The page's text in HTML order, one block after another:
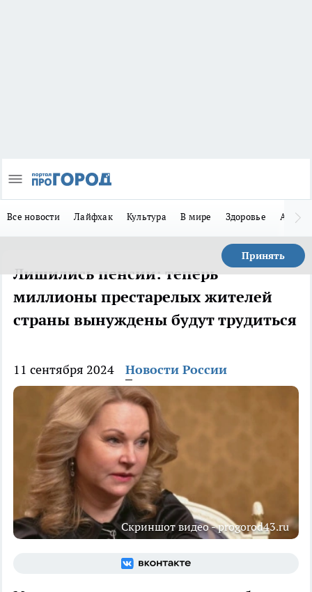
Все новости Лайфхак Культура В мире Здоровье Авто
Принять
Лишились пенсии: теперь
миллионы престарелых жителей
страны вынуждены будут трудиться
11 сентября 2024 Новости России
Скриншот видео - progorod43.ru